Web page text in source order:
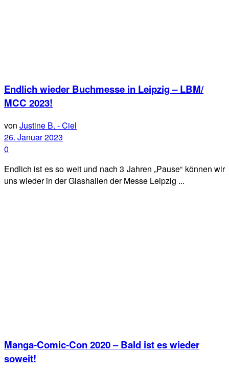
Endlich wieder Buchmesse in Leipzig – LBM/
MCC 2023!
von Justine B. - Ciel
26. Januar 2023
0
Endlich ist es so weit und nach 3 Jahren „Pause“ können wir
uns wieder in der Glashallen der Messe Leipzig ...
Manga-Comic-Con 2020 – Bald ist es wieder
soweit!